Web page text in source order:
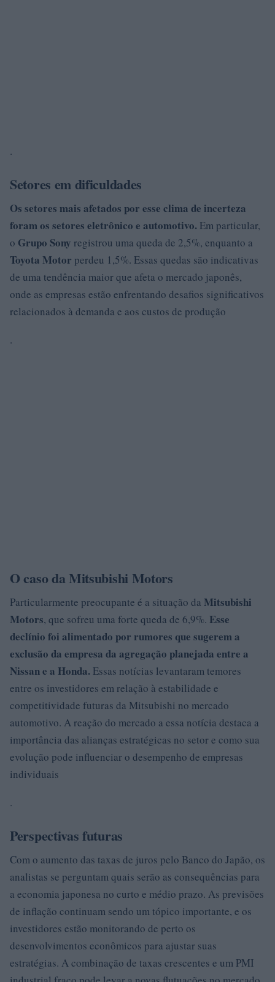
.
Setores em dificuldades
Os setores mais afetados por esse clima de incerteza
foram os setores eletrônico e automotivo. Em particular,
o Grupo Sony registrou uma queda de 2,5%, enquanto a
Toyota Motor perdeu 1,5%. Essas quedas são indicativas
de uma tendência maior que afeta o mercado japonês,
onde as empresas estão enfrentando desafios significativos
relacionados à demanda e aos custos de produção
.
O caso da Mitsubishi Motors
Particularmente preocupante é a situação da Mitsubishi
Motors, que sofreu uma forte queda de 6,9%. Esse
declínio foi alimentado por rumores que sugerem a
exclusão da empresa da agregação planejada entre a
Nissan e a Honda. Essas notícias levantaram temores
entre os investidores em relação à estabilidade e
competitividade futuras da Mitsubishi no mercado
automotivo. A reação do mercado a essa notícia destaca a
importância das alianças estratégicas no setor e como sua
evolução pode influenciar o desempenho de empresas
individuais
.
Perspectivas futuras
Com o aumento das taxas de juros pelo Banco do Japão, os
analistas se perguntam quais serão as consequências para
a economia japonesa no curto e médio prazo. As previsões
de inflação continuam sendo um tópico importante, e os
investidores estão monitorando de perto os
desenvolvimentos econômicos para ajustar suas
estratégias. A combinação de taxas crescentes e um PMI